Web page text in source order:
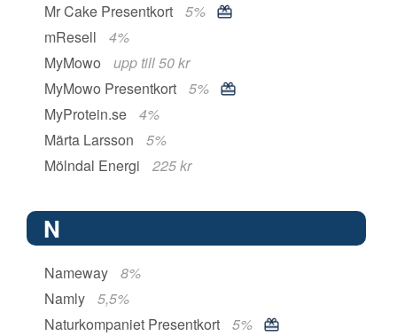
Mr Cake Presentkort
5%
mResell
4%
MyMowo
upp till 50 kr
MyMowo Presentkort
5%
MyProtein.se
4%
Märta Larsson
5%
Mölndal Energi
225 kr
N
Nameway
8%
Namly
5,5%
Naturkompaniet Presentkort
5%